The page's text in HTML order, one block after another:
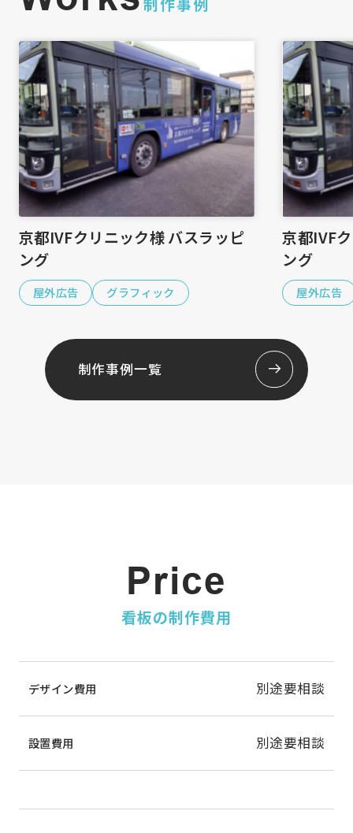
制作事例一覧
京都IVFクリニック様 バスラッピ
ング
屋外広告 グラフィック
京都IVF
ング
屋外広告
Price
看板の制作費用
デザイン費用 別途要相談
設置費用 別途要相談